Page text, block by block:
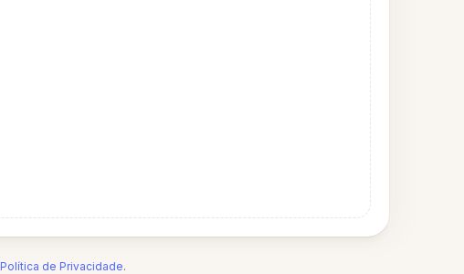
Política de Privacidade.